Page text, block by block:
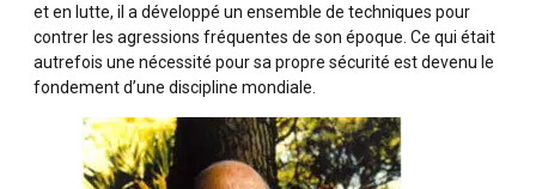
et en lutte, il a développé un ensemble de techniques pour
contrer les agressions fréquentes de son époque. Ce qui était
autrefois une nécessité pour sa propre sécurité est devenu le
fondement d’une discipline mondiale.